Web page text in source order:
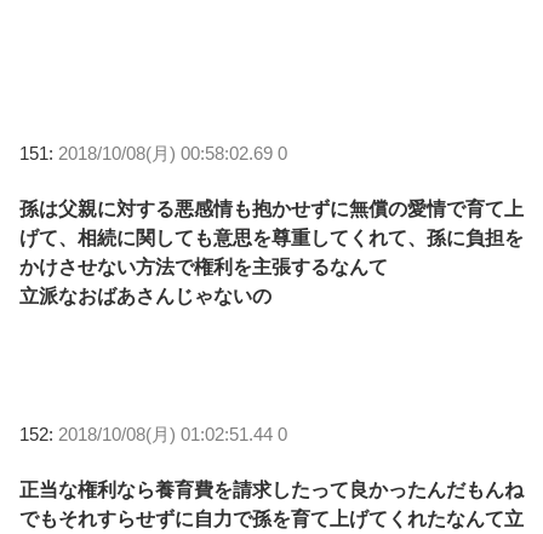
151: 2018/10/08(月) 00:58:02.69 0
孫は父親に対する悪感情も抱かせずに無償の愛情で育て上
げて、相続に関しても意思を尊重してくれて、孫に負担を
かけさせない方法で権利を主張するなんて
立派なおばあさんじゃないの
152: 2018/10/08(月) 01:02:51.44 0
正当な権利なら養育費を請求したって良かったんだもんね
でもそれすらせずに自力で孫を育て上げてくれたなんて立